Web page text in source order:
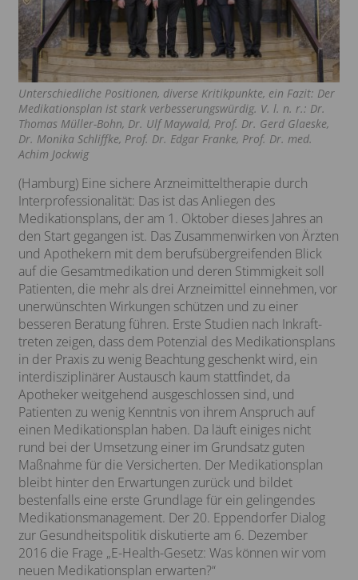
Raus aus der Antibiotikamisere: Welche
Lösungsansätze funktionieren?
Medizinischer Cannabis zwischen hoher
Nachfrage und regulatorischen Hürden
10 Jahre Rabattausschreibungen: Wie steht es um
die Versorgung der Patienten?
Medikationsplan erwarten?
Evidenzgenerierung in der Medizin – nur über
klinische Studien?
Verhältnismäßigkeit als Kennziffer für Korruption
Der G-BA in der Patientenversorgung
Experte Dr. Google?
Sind neue Therapien besser?
Herausforderung Epidemie
Bilanz zur Gesundheitspolitik
Gesundheitssystem im Fokus
Medizinische Versorgung von morgen
Zukunft der Medizin
Ist das AMNOG zukunftsfähig?
Unterschiedliche Positionen, diverse Kritikpunkte, ein Fazit: Der
Medikationsplan ist stark verbesserungswürdig. V. l. n. r.: Dr.
Thomas Müller-Bohn, Dr. Ulf Maywald, Prof. Dr. Gerd Glaeske,
Dr. Monika Schliffke, Prof. Dr. Edgar Franke, Prof. Dr. med.
Achim Jockwig
(Hamburg) Eine sichere Arzneimitteltherapie durch
Interprofessionalität: Das ist das Anliegen des
Medikationsplans, der am 1. Oktober dieses Jahres an
den Start gegangen ist. Das Zusammenwirken von Ärzten
und Apothekern mit dem berufsübergreifenden Blick
auf die Gesamtmedikation und deren Stimmigkeit soll
Patienten, die mehr als drei Arzneimittel einnehmen, vor
unerwünschten Wirkungen schützen und zu einer
besseren Beratung führen. Erste Studien nach Inkraft-
treten zeigen, dass dem Potenzial des Medikationsplans
in der Praxis zu wenig Beachtung geschenkt wird, ein
interdisziplinärer Austausch kaum stattfindet, da
Apotheker weitgehend ausgeschlossen sind, und
Patienten zu wenig Kenntnis von ihrem Anspruch auf
einen Medikationsplan haben. Da läuft einiges nicht
rund bei der Umsetzung einer im Grundsatz guten
Maßnahme für die Versicherten. Der Medikationsplan
bleibt hinter den Erwartungen zurück und bildet
bestenfalls eine erste Grundlage für ein gelingendes
Medikationsmanagement. Der 20. Eppendorfer Dialog
zur Gesundheitspolitik diskutierte am 6. Dezember
2016 die Frage „E-Health-Gesetz: Was können wir vom
neuen Medikationsplan erwarten?“